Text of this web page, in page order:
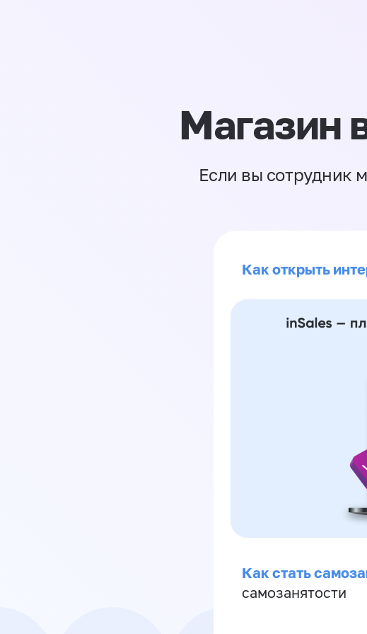
Магазин
Если вы сотрудник
Как открыть
Как стать
самозанятости